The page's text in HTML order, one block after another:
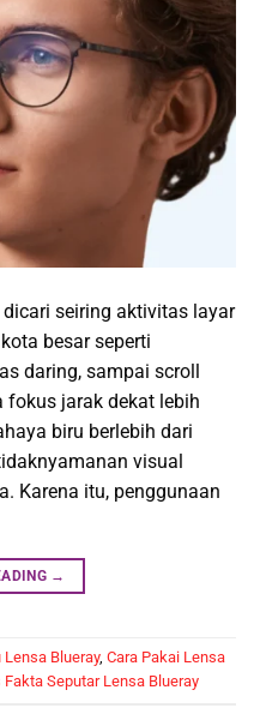
seiring aktivitas layar
besar seperti
daring, sampai scroll
fokus jarak dekat lebih
biru berlebih dari
visual
Karena itu, penggunaan
→
Lensa Blueray, Cara Pakai Lensa
Fakta Seputar Lensa Blueray